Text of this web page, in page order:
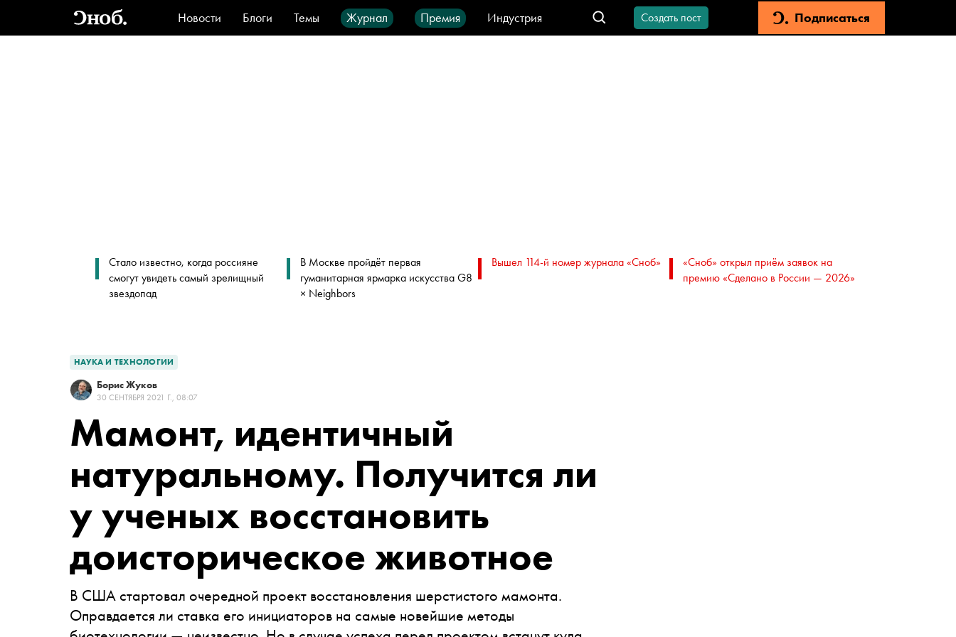
Новости Блоги Темы Журнал Премия
Индустрия
Стиль
Видео Город IT-продукты
Создать пост Подписаться
Стало известно, когда россияне
смогут увидеть самый зрелищный
звездопад
В Москве пройдёт первая
гуманитарная ярмарка искусства G8
× Neighbors
Вышел 114-й номер журнала «Сноб»
«Сноб» открыл приём заявок на
премию «Сделано в России — 2026»
НАУКА И ТЕХНОЛОГИИ
Борис Жуков
30 СЕНТЯБРЯ 2021 Г., 08:07
Мамонт, идентичный
натуральному. Получится ли
у ученых восстановить
доисторическое животное
В США стартовал очередной проект восстановления шерстистого мамонта.
Оправдается ли ставка его инициаторов на самые новейшие методы